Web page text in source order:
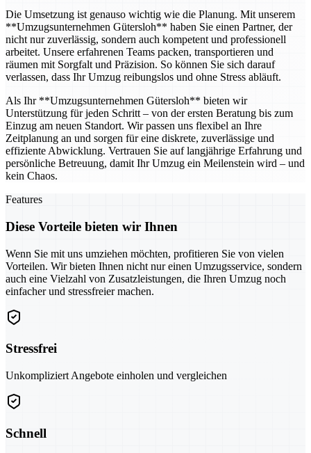
Die Umsetzung ist genauso wichtig wie die Planung. Mit unserem
**Umzugsunternehmen Gütersloh** haben Sie einen Partner, der
nicht nur zuverlässig, sondern auch kompetent und professionell
arbeitet. Unsere erfahrenen Teams packen, transportieren und
räumen mit Sorgfalt und Präzision. So können Sie sich darauf
verlassen, dass Ihr Umzug reibungslos und ohne Stress abläuft.
Als Ihr **Umzugsunternehmen Gütersloh** bieten wir
Unterstützung für jeden Schritt – von der ersten Beratung bis zum
Einzug am neuen Standort. Wir passen uns flexibel an Ihre
Zeitplanung an und sorgen für eine diskrete, zuverlässige und
effiziente Abwicklung. Vertrauen Sie auf langjährige Erfahrung und
persönliche Betreuung, damit Ihr Umzug ein Meilenstein wird – und
kein Chaos.
Features
Diese Vorteile bieten wir Ihnen
Wenn Sie mit uns umziehen möchten, profitieren Sie von vielen
Vorteilen. Wir bieten Ihnen nicht nur einen Umzugsservice, sondern
auch eine Vielzahl von Zusatzleistungen, die Ihren Umzug noch
einfacher und stressfreier machen.
Stressfrei
Unkompliziert Angebote einholen und vergleichen
Schnell